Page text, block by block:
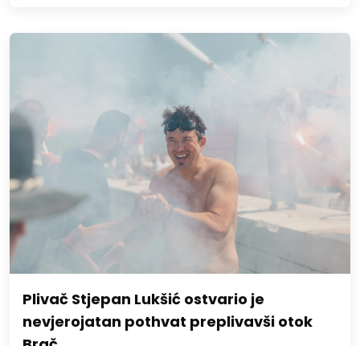
Plivač Stjepan Lukšić ostvario je
nevjerojatan pothvat preplivavši otok